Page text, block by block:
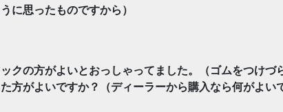
に思ったものですから）
の方がよいとおっしゃってました。（ゴムをつけづ
がよいですか？（ディーラーから購入なら何がよい